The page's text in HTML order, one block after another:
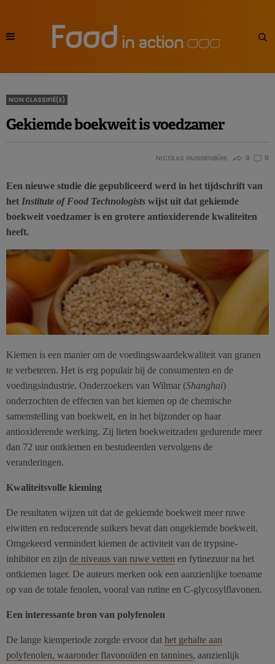
NON CLASSIFIÉ(E)
Gekiemde boekweit is voedzamer
NICOLAS GUGGENBÜHL 0 0
Een nieuwe studie die gepubliceerd werd in het tijdschrift van
het Institute of Food Technologists wijst uit dat gekiemde
boekweit voedzamer is en grotere antioxiderende kwaliteiten
heeft.
Kiemen is een manier om de voedingswaardekwaliteit van granen
te verbeteren. Het is erg populair bij de consumenten en de
voedingsindustrie. Onderzoekers van Wilmar (Shanghai)
onderzochten de effecten van het kiemen op de chemische
samenstelling van boekweit, en in het bijzonder op haar
antioxiderende werking. Zij lieten boekweitzaden gedurende meer
dan 72 uur ontkiemen en bestudeerden vervolgens de
veranderingen.
Kwaliteitsvolle kieming
De resultaten wijzen uit dat de gekiemde boekweit meer ruwe
eiwitten en reducerende suikers bevat dan ongekiemde boekweit.
Omgekeerd vermindert kiemen de activiteit van de trypsine-
inhibitor en zijn de niveaus van ruwe vetten en fytinezuur na het
ontkiemen lager. De auteurs merken ook een aanzienlijke toename
op van de totale fenolen, vooral van rutine en C-glycosylflavonen.
Een interessante bron van polyfenolen
De lange kiemperiode zorgde ervoor dat het gehalte aan
polyfenolen, waaronder flavonoïden en tannines, aanzienlijk